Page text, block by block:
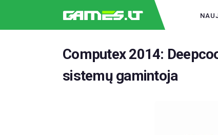
Computex 2014:
sistemų gamintoja